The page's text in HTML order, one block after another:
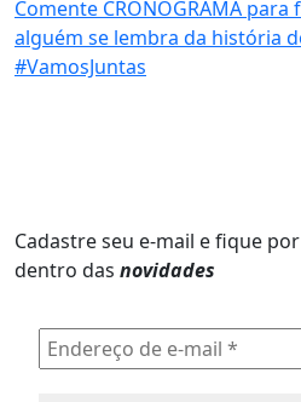
Cadastre seu e-mail e fique por
dentro das novidades